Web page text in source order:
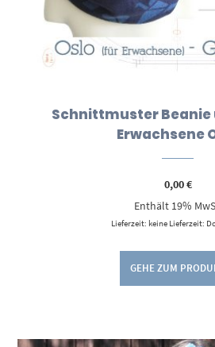
Schnittmuster Beanie
Erwachsene
0,00€
Enthält 19%
Lieferzeit: keine Lieferzeit:
GEHE ZUM